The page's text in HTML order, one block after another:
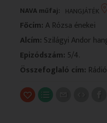
NAVA műfaj: HANGJÁTÉK
Főcím:A Rózsa énekei
Alcím: Szilágyi Andor
Epizódszám: 5/4.
Összefoglaló cím: